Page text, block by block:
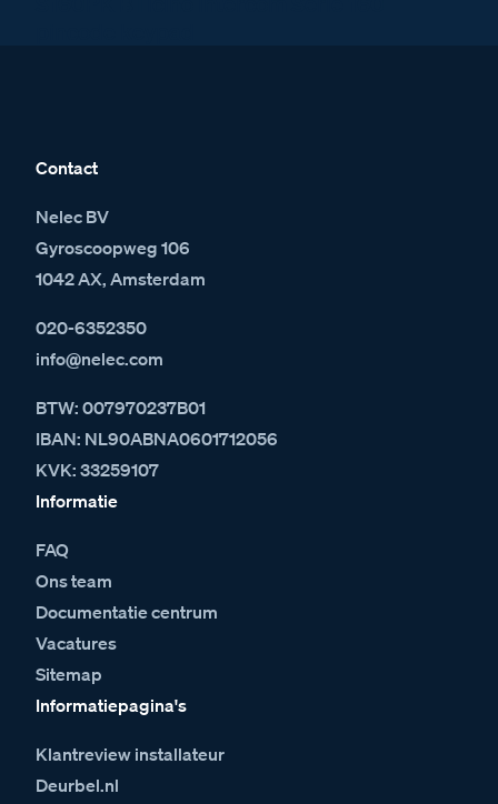
Contact
Nelec BV
Gyroscoopweg 106
1042 AX, Amsterdam
020-6352350
info@nelec.com
BTW: 007970237B01
IBAN: NL90ABNA0601712056
KVK: 33259107
Informatie
FAQ
Ons team
Documentatie centrum
Vacatures
Sitemap
Informatiepagina's
Klantreview installateur
Deurbel.nl